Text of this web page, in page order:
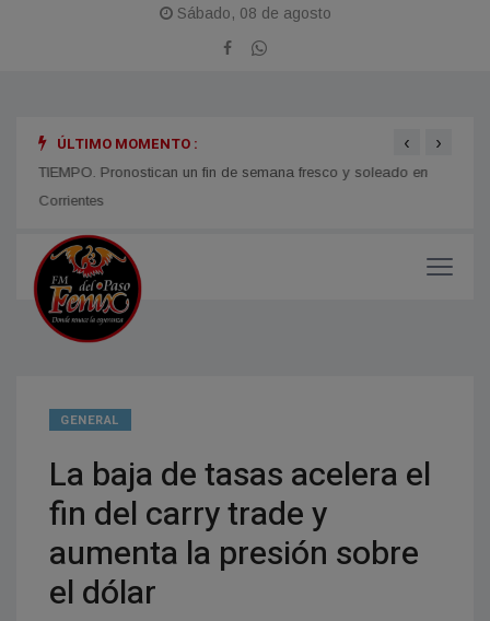
Sábado, 08 de agosto
ÚLTIMO MOMENTO :
TIEMPO. Pronostican un fin de semana fresco y soleado en
Corrientes
‹ ›
GENERAL
La baja de tasas acelera el
fin del carry trade y
aumenta la presión sobre
el dólar